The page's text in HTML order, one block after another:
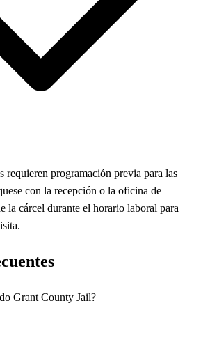
requieren programación previa para las
con la recepción o la oficina de
la cárcel durante el horario laboral para
Grant County Jail?